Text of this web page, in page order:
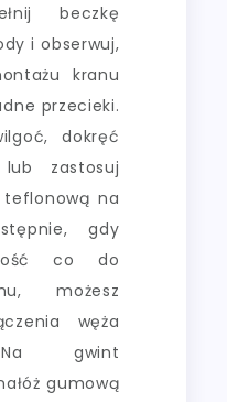
beczkę
i obserwuj,
kranu
przecieki.
dokręć
zastosuj
na
gdy
co do
możesz
węża
Na gwint
gumową